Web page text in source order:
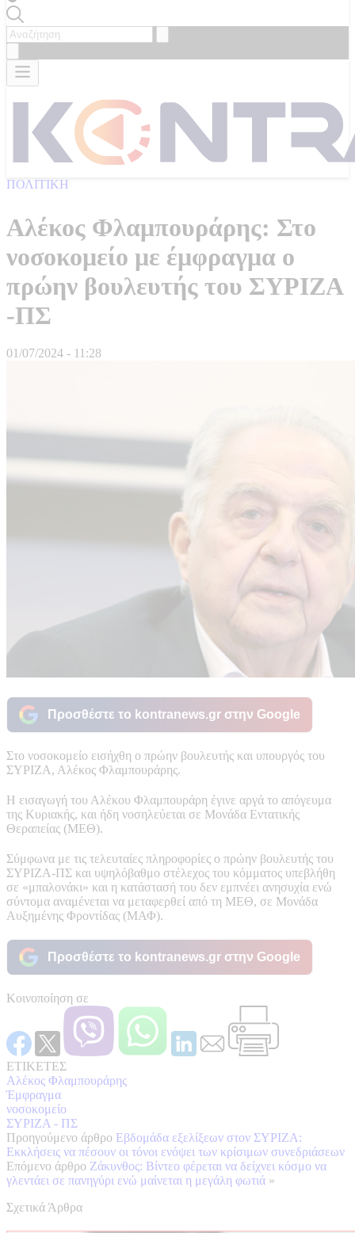
ΠΟΛΙΤΙΚΗ
Αλέκος Φλαμπουράρης: Στο
νοσοκομείο με έμφραγμα ο
πρώην βουλευτής του ΣΥΡΙΖΑ
-ΠΣ
01/07/2024 - 11:28
Προσθέστε το kontranews.gr στην Google
Στο νοσοκομείο εισήχθη ο πρώην βουλευτής και υπουργός του
ΣΥΡΙΖΑ, Αλέκος Φλαμπουράρης.
Η εισαγωγή του Αλέκου Φλαμπουράρη έγινε αργά το απόγευμα
της Κυριακής, και ήδη νοσηλεύεται σε Μονάδα Εντατικής
Θεραπείας (ΜΕΘ).
Σύμφωνα με τις τελευταίες πληροφορίες ο πρώην βουλευτής του
ΣΥΡΙΖΑ-ΠΣ και υψηλόβαθμο στέλεχος του κόμματος υπεβλήθη
σε «μπαλονάκι» και η κατάστασή του δεν εμπνέει ανησυχία ενώ
σύντομα αναμένεται να μεταφερθεί από τη ΜΕΘ, σε Μονάδα
Αυξημένης Φροντίδας (ΜΑΦ).
Προσθέστε το kontranews.gr στην Google
Κοινοποίηση σε
ΕΤΙΚΕΤΕΣ
Αλέκος Φλαμπουράρης
Έμφραγμα
νοσοκομείο
ΣΥΡΙΖΑ - ΠΣ
Προηγούμενο άρθρο Εβδομάδα εξελίξεων στον ΣΥΡΙΖΑ:
Εκκλήσεις να πέσουν οι τόνοι ενόψει των κρίσιμων συνεδριάσεων
Επόμενο άρθρο Ζάκυνθος: Βίντεο φέρεται να δείχνει κόσμο να
γλεντάει σε πανηγύρι ενώ μαίνεται η μεγάλη φωτιά »
Σχετικά Άρθρα